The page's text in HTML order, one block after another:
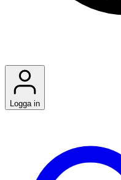
Logga in